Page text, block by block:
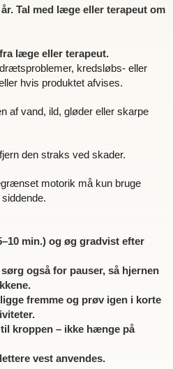
Tal med læge eller terapeut om
læge eller terapeut.
kredsløbs- eller
hvis produktet afvises.
af vand, ild, gløder eller skarpe
den straks ved skader.
motorik må kun bruge
min.) og øg gradvist efter
også for pauser, så hjernen
fremme og prøv igen i korte
kroppen – ikke hænge på
vest anvendes.